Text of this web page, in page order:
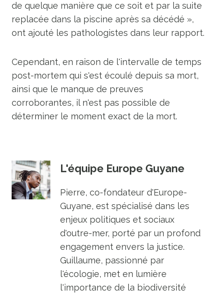
de quelque manière que ce soit et par la suite
replacée dans la piscine après sa décédé »,
ont ajouté les pathologistes dans leur rapport.
Cependant, en raison de l'intervalle de temps
post-mortem qui s'est écoulé depuis sa mort,
ainsi que le manque de preuves
corroborantes, il n'est pas possible de
déterminer le moment exact de la mort.
L'équipe Europe Guyane
Pierre, co-fondateur d'Europe-
Guyane, est spécialisé dans les
enjeux politiques et sociaux
d'outre-mer, porté par un profond
engagement envers la justice.
Guillaume, passionné par
l'écologie, met en lumière
l'importance de la biodiversité